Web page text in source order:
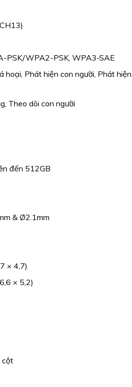
WPA2-PSK, WPA3‐SAE
hoại, Phát hiện con người, Phát hiện
Theo dõi con người
đến 512GB
& Ø2.1mm
× 4,7)
× 5,2)
cột